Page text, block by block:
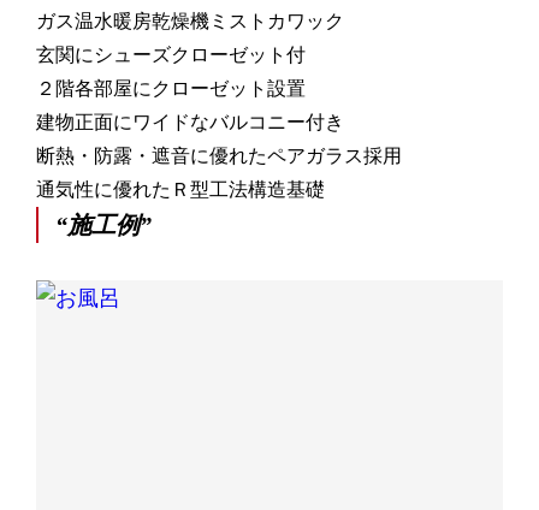
ガス温水暖房乾燥機ミストカワック
玄関にシューズクローゼット付
２階各部屋にクローゼット設置
建物正面にワイドなバルコニー付き
断熱・防露・遮音に優れたペアガラス採用
通気性に優れたＲ型工法構造基礎
“施工例”